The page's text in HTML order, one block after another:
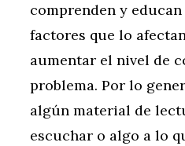
comprenden y
factores que lo
aumentar el nivel de
problema. Por lo
algún material de
escuchar o algo a lo